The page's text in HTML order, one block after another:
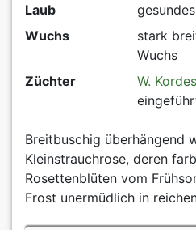
Laub
Wuchs
stark
Wuchs
Züchter
W.
Breitbuschig überhängend
Kleinstrauchrose, deren
Rosettenblüten vom
Frost unermüdlich in